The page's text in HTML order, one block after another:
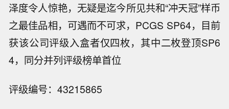
泽度令人惊艳，无疑是迄今所见共和“冲天冠”样币
之最佳品相，可遇而不可求，PCGS SP64，目前
获该公司评级入盒者仅四枚，其中二枚登顶SP6
4，同分并列评级榜单首位
评级编号：43215865